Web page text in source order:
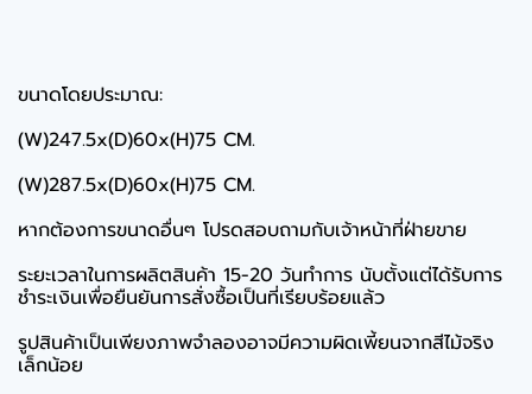
ขนาดโดยประมาณ:
(W)247.5x(D)60x(H)75 CM.
(W)287.5x(D)60x(H)75 CM.
หากต้องการขนาดอื่นๆ โปรดสอบถามกับเจ้าหน้าที่ฝ่ายขาย
ระยะเวลาในการผลิตสินค้า 15-20 วันทำการ นับตั้งแต่ได้รับการ
ชำระเงินเพื่อยืนยันการสั่งซื้อเป็นที่เรียบร้อยแล้ว
รูปสินค้าเป็นเพียงภาพจำลองอาจมีความผิดเพี้ยนจากสีไม้จริง
เล็กน้อย